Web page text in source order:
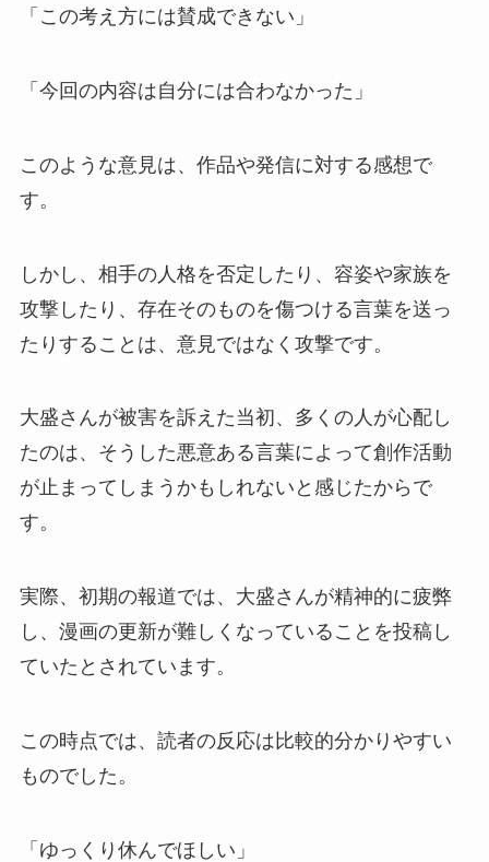
「この考え方には賛成できない」
「今回の内容は自分には合わなかった」
このような意見は、作品や発信に対する感想で
す。
しかし、相手の人格を否定したり、容姿や家族を
攻撃したり、存在そのものを傷つける言葉を送っ
たりすることは、意見ではなく攻撃です。
大盛さんが被害を訴えた当初、多くの人が心配し
たのは、そうした悪意ある言葉によって創作活動
が止まってしまうかもしれないと感じたからで
す。
実際、初期の報道では、大盛さんが精神的に疲弊
し、漫画の更新が難しくなっていることを投稿し
ていたとされています。
この時点では、読者の反応は比較的分かりやすい
ものでした。
「ゆっくり休んでほしい」